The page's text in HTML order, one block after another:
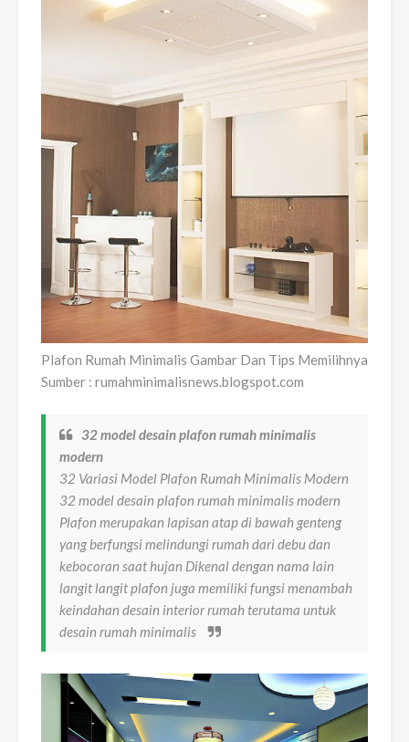
Plafon Rumah Minimalis Gambar Dan Tips Memilihnya
Sumber : rumahminimalisnews.blogspot.com
32 model desain plafon rumah minimalis
modern
32 Variasi Model Plafon Rumah Minimalis Modern
32 model desain plafon rumah minimalis modern
Plafon merupakan lapisan atap di bawah genteng
yang berfungsi melindungi rumah dari debu dan
kebocoran saat hujan Dikenal dengan nama lain
langit langit plafon juga memiliki fungsi menambah
keindahan desain interior rumah terutama untuk
desain rumah minimalis